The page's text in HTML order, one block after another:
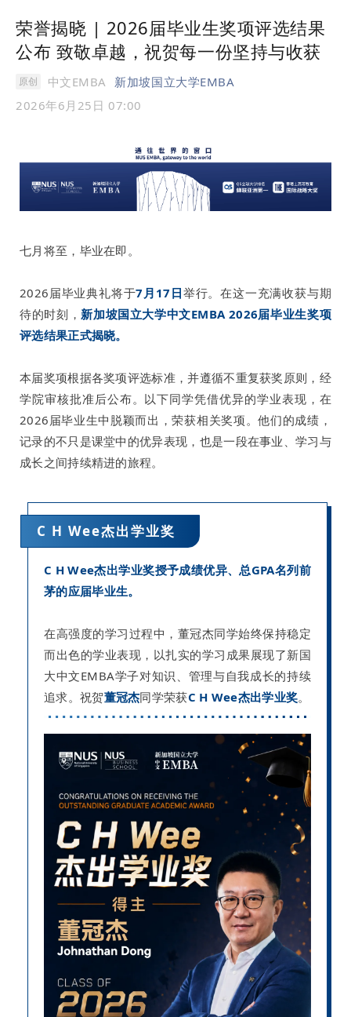
荣誉揭晓 | 2026届毕业生奖项评选结果
公布 致敬卓越，祝贺每一份坚持与收获
原创 中文EMBA 新加坡国立大学EMBA
2026年6月25日 07:00
七月将至，毕业在即。
2026届毕业典礼将于7月17日举行。在这一充满收获与期
待的时刻， 新加坡国立大学中文EMBA 2026届毕业生奖项
评选结果正式揭晓。
本届奖项根据各奖项评选标准，并遵循不重复获奖原则，经
学院审核批准后公布。以下同学凭借优异的学业表现，在
2026届毕业生中脱颖而出，荣获相关奖项。他们的成绩，
记录的不只是课堂中的优异表现，也是一段在事业、学习与
成长之间持续精进的旅程。
C H Wee杰出学业奖
C H Wee杰出学业奖授予成绩优异、总GPA名列前
茅的应届毕业生。
在高强度的学习过程中，董冠杰同学始终保持稳定
而出色的学业表现，以扎实的学习成果展现了新国
大中文EMBA学子对知识、管理与自我成长的持续
追求。 祝贺董冠杰同学荣获C H Wee杰出学业奖。